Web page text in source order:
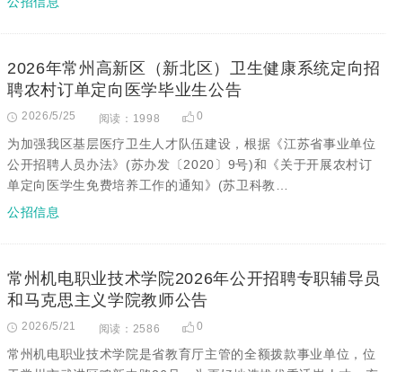
2026年常州高新区（新北区）卫生健康系统定向招
聘农村订单定向医学毕业生公告
2026/5/25 阅读：1998 0
为加强我区基层医疗卫生人才队伍建设，根据《江苏省事业单位
公开招聘人员办法》(苏办发〔2020〕9号)和《关于开展农村订
单定向医学生免费培养工作的通知》(苏卫科教…
公招信息
常州机电职业技术学院2026年公开招聘专职辅导员
和马克思主义学院教师公告
2026/5/21 阅读：2586 0
常州机电职业技术学院是省教育厅主管的全额拨款事业单位，位